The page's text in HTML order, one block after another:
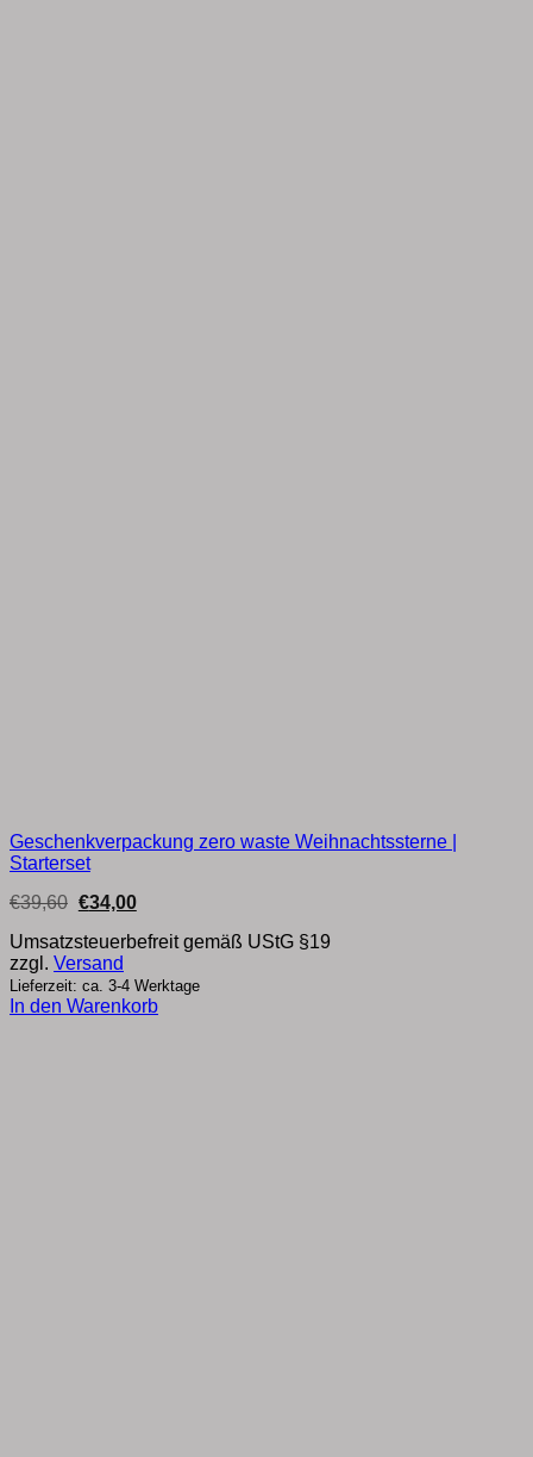
Geschenkverpackung zero waste Weihnachtssterne |
Starterset
€39,60 Ursprünglicher
war:
€39,60
€34,00Aktueller
ist:
€34,00.
Umsatzsteuerbefreit gemäß UStG §19
zzgl. Versand
Lieferzeit: ca. 3-4 Werktage
In den Warenkorb